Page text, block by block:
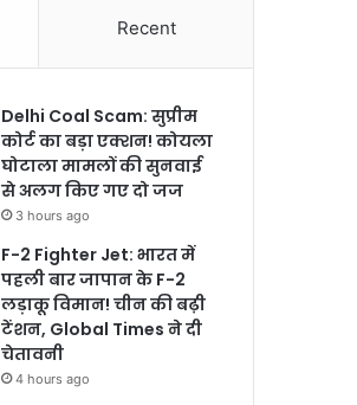
Recent
Delhi Coal Scam: सुप्रीम
कोर्ट का बड़ा एक्शन! कोयला
घोटाला मामलों की सुनवाई
से अलग किए गए दो जज
3 hours ago
F-2 Fighter Jet: भारत में
पहली बार जापान के F-2
लड़ाकू विमान! चीन की बढ़ी
टेंशन, Global Times ने दी
चेतावनी
4 hours ago